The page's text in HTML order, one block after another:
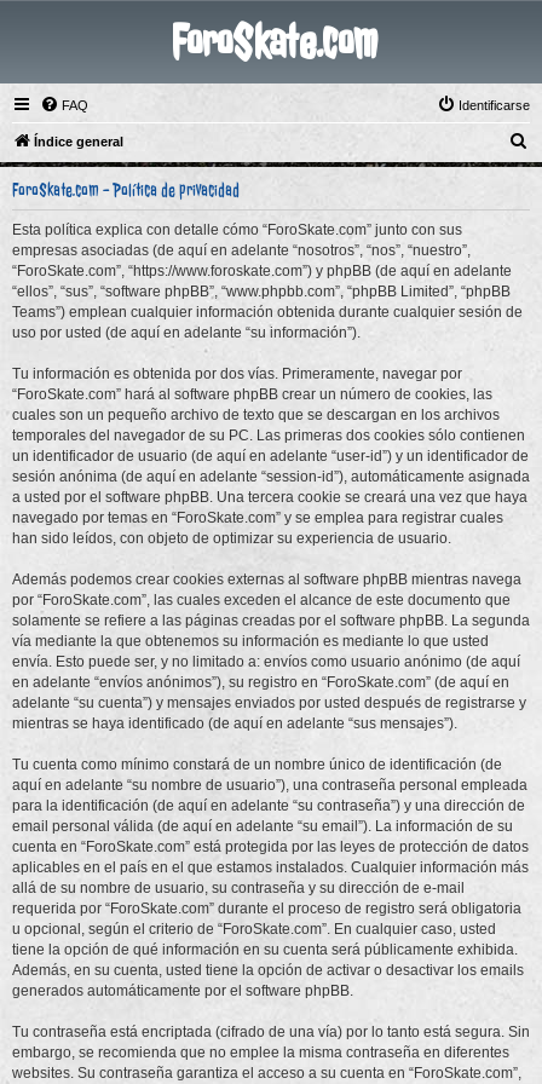
ForoSkate.com
FAQ Identificarse
Índice general
u
ForoSkate.com - Política de privacidad
Esta política explica con detalle cómo “ForoSkate.com” junto con sus
empresas asociadas (de aquí en adelante “nosotros”, “nos”, “nuestro”,
“ForoSkate.com”, “https://www.foroskate.com”) y phpBB (de aquí en adelante
“ellos”, “sus”, “software phpBB”, “www.phpbb.com”, “phpBB Limited”, “phpBB
Teams”) emplean cualquier información obtenida durante cualquier sesión de
uso por usted (de aquí en adelante “su información”).
Tu información es obtenida por dos vías. Primeramente, navegar por
“ForoSkate.com” hará al software phpBB crear un número de cookies, las
cuales son un pequeño archivo de texto que se descargan en los archivos
temporales del navegador de su PC. Las primeras dos cookies sólo contienen
un identificador de usuario (de aquí en adelante “user-id”) y un identificador de
sesión anónima (de aquí en adelante “session-id”), automáticamente asignada
a usted por el software phpBB. Una tercera cookie se creará una vez que haya
navegado por temas en “ForoSkate.com” y se emplea para registrar cuales
han sido leídos, con objeto de optimizar su experiencia de usuario.
Además podemos crear cookies externas al software phpBB mientras navega
por “ForoSkate.com”, las cuales exceden el alcance de este documento que
solamente se refiere a las páginas creadas por el software phpBB. La segunda
vía mediante la que obtenemos su información es mediante lo que usted
envía. Esto puede ser, y no limitado a: envíos como usuario anónimo (de aquí
en adelante “envíos anónimos”), su registro en “ForoSkate.com” (de aquí en
adelante “su cuenta”) y mensajes enviados por usted después de registrarse y
mientras se haya identificado (de aquí en adelante “sus mensajes”).
Tu cuenta como mínimo constará de un nombre único de identificación (de
aquí en adelante “su nombre de usuario”), una contraseña personal empleada
para la identificación (de aquí en adelante “su contraseña”) y una dirección de
email personal válida (de aquí en adelante “su email”). La información de su
cuenta en “ForoSkate.com” está protegida por las leyes de protección de datos
aplicables en el país en el que estamos instalados. Cualquier información más
allá de su nombre de usuario, su contraseña y su dirección de e-mail
requerida por “ForoSkate.com” durante el proceso de registro será obligatoria
u opcional, según el criterio de “ForoSkate.com”. En cualquier caso, usted
tiene la opción de qué información en su cuenta será públicamente exhibida.
Además, en su cuenta, usted tiene la opción de activar o desactivar los emails
generados automáticamente por el software phpBB.
Tu contraseña está encriptada (cifrado de una vía) por lo tanto está segura. Sin
embargo, se recomienda que no emplee la misma contraseña en diferentes
websites. Su contraseña garantiza el acceso a su cuenta en “ForoSkate.com”,